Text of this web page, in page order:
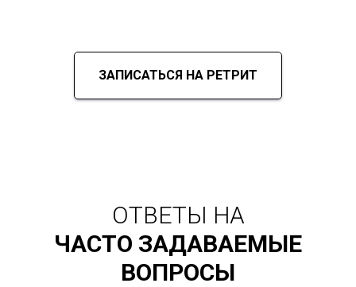
ЗАПИСАТЬСЯ НА РЕТРИТ
ОТВЕТЫ НА
ЧАСТО ЗАДАВАЕМЫЕ
ВОПРОСЫ